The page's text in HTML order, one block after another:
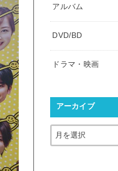
アルバム
DVD/BD
ドラマ・映画
アーカイブ